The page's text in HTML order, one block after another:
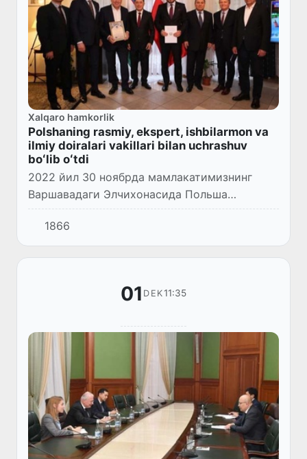
Xalqaro hamkorlik
Polshaning rasmiy, ekspert, ishbilarmon va
ilmiy doiralari vakillari bilan uchrashuv
boʻlib oʻtdi
2022 йил 30 ноябрда мамлакатимизнинг
Варшавадаги Элчихонасида Польша
парламенти вакиллари, экспертлар,
ишбилармонлар, академик ва журналистлар
доиралари, шунингдек, Ўзбекистон-Поль...
1866
01 DEK11:35